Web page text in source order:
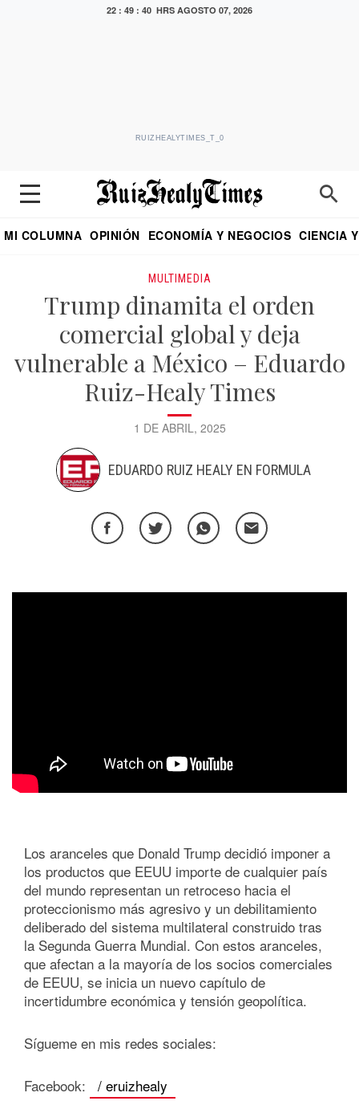
22 : 49 : 40 HRS AGOSTO 07, 2026
RUIZHEALYTIMES_T_0
MI COLUMNA OPINIÓN ECONOMÍA Y NEGOCIOS CIENCIA
MULTIMEDIA
Trump dinamita el orden
comercial global y deja
vulnerable a México – Eduardo
Ruiz-Healy Times
1 DE ABRIL, 2025
EDUARDO RUIZ HEALY EN FORMULA
Los aranceles que Donald Trump decidió imponer a
los productos que EEUU importe de cualquier país
del mundo representan un retroceso hacia el
proteccionismo más agresivo y un debilitamiento
deliberado del sistema multilateral construido tras
la Segunda Guerra Mundial. Con estos aranceles,
que afectan a la mayoría de los socios comerciales
de EEUU, se inicia un nuevo capítulo de
incertidumbre económica y tensión geopolítica.
Sígueme en mis redes sociales:
Facebook: / eruizhealy